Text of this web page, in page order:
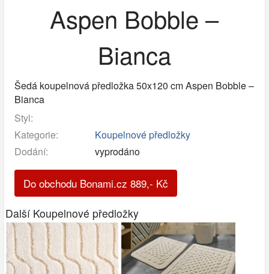
Aspen Bobble –
Bianca
Šedá koupelnová předložka 50x120 cm Aspen Bobble –
Bianca
Styl:
Kategorie:
Koupelnové předložky
Dodání:
vyprodáno
Do obchodu Bonami.cz 889,- Kč
Další Koupelnové předložky